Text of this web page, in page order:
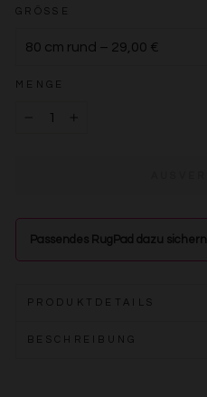
GRÖSSE
MENGE
Passendes RugPad dazu sichern
PRODUKTDETAILS
BESCHREIBUNG